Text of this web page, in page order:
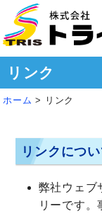
リンク
ホーム > リンク
リンクにつ
弊社ウェブ
リーです。